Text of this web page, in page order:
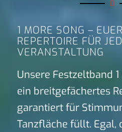
1 MORE SONG –
REPERTOIRE FÜR
VERANSTALTUNG
Unsere Festzeltband
ein breitgefächertes
garantiert für
Tanzfläche füllt. Egal,